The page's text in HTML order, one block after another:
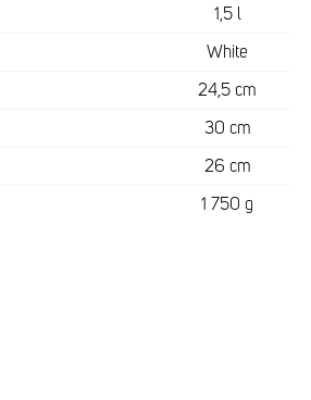
1,5 l
White
24,5 cm
30 cm
26 cm
1 750 g